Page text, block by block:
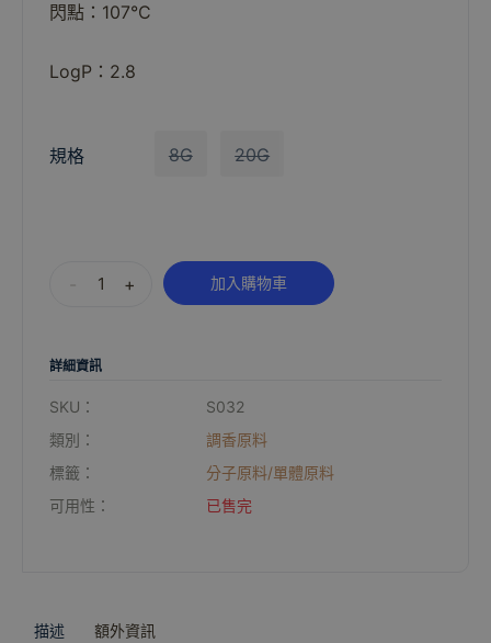
閃點：107°C
LogP：2.8
規格 8G 20G
+ 加入購物車
詳細資訊
SKU：
S032
類別：
調香原料
標籤：
分子原料/單體原料
可用性：
已售完
描述 額外資訊